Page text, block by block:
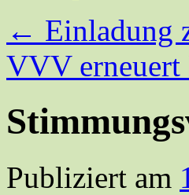
← Einladung
VVV
Publiziert am